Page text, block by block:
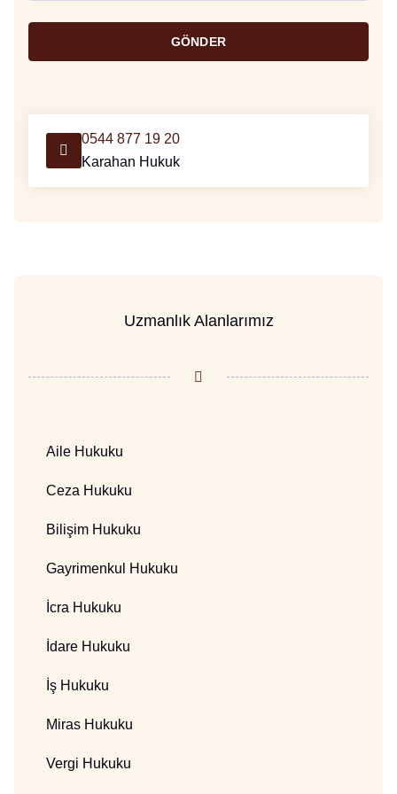
GÖNDER
0544 877 19 20
Karahan Hukuk
Uzmanlık Alanlarımız
Aile Hukuku
Ceza Hukuku
Bilişim Hukuku
Gayrimenkul Hukuku
İcra Hukuku
İdare Hukuku
İş Hukuku
Miras Hukuku
Vergi Hukuku